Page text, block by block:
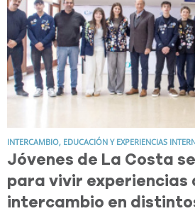
INTERCAMBIO, EDUCACIÓN Y EXPERIENCIAS
Jóvenes de La Costa
para vivir experiencias
intercambio en